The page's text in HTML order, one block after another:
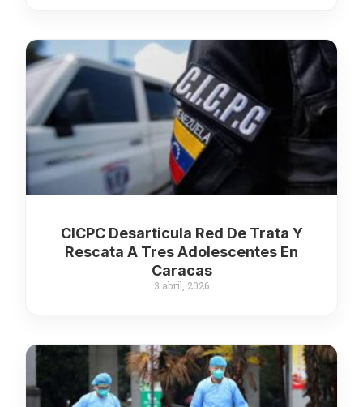
CICPC Desarticula Red De Trata Y
Rescata A Tres Adolescentes En
Caracas
3 abril, 2026